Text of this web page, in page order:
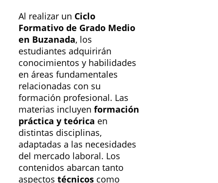
Al realizar un Ciclo
Formativo de Grado Medio
en Buzanada, los
estudiantes adquirirán
conocimientos y habilidades
en áreas fundamentales
relacionadas con su
formación profesional. Las
materias incluyen formación
práctica y teórica en
distintas disciplinas,
adaptadas a las necesidades
del mercado laboral. Los
contenidos abarcan tanto
aspectos técnicos como